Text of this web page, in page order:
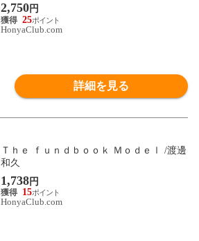
2,750円
25
HonyaClub.com
詳細を見る
Ｔｈｅ ｆｕｎｄｂｏｏｋ Ｍｏｄｅｌ /渡邊
和久
1,738円
15
HonyaClub.com